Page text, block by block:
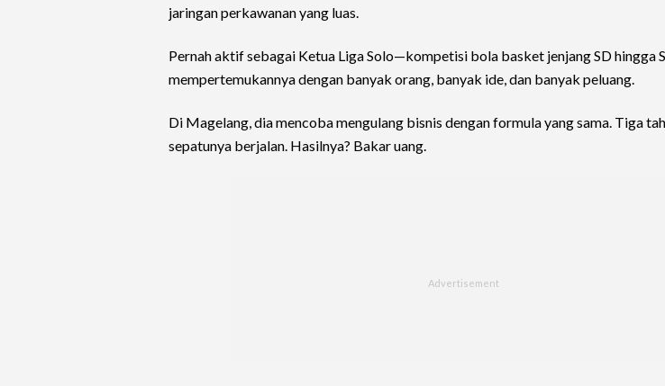
jaringan perkawanan yang luas.
Pernah aktif sebagai Ketua Liga Solo—kompetisi bola basket jenjang SD hingga
mempertemukannya dengan banyak orang, banyak ide, dan banyak peluang.
Di Magelang, dia mencoba mengulang bisnis dengan formula yang sama. Tiga
sepatunya berjalan. Hasilnya? Bakar uang.